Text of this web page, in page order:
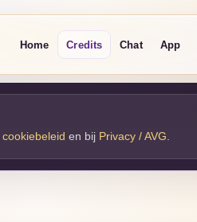
Home Credits Chat App
cookiebeleid en bij Privacy / AVG